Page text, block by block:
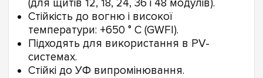
(для щитів 12, 18, 24, 36 і 48 модулів).
Стійкість до вогню і високої
температури: +650 ° С (GWFI).
Підходять для використання в PV-
системах.
Стійкі до УФ випромінювання.